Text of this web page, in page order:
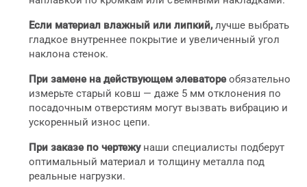
Если материал влажный или липкий,лучше выбрать
гладкое внутреннее покрытие и увеличенный угол
наклона стенок.
При замене на действующем элеватореобязательно
измерьте старый ковш — даже 5 мм отклонения по
посадочным отверстиям могут вызвать вибрацию и
ускоренный износ цепи.
При заказе по чертежунаши специалисты подберут
оптимальный материал и толщину металла под
реальные нагрузки.